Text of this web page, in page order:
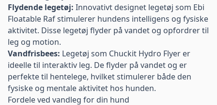
Flydende legetøj: Innovativt designet legetøj som Ebi
Floatable Raf stimulerer hundens intelligens og fysiske
aktivitet. Disse legetøj flyder på vandet og opfordrer til
leg og motion.
Vandfrisbees: Legetøj som Chuckit Hydro Flyer er
ideelle til interaktiv leg. De flyder på vandet og er
perfekte til hentelege, hvilket stimulerer både den
fysiske og mentale aktivitet hos hunden.
Fordele ved vandleg for din hund